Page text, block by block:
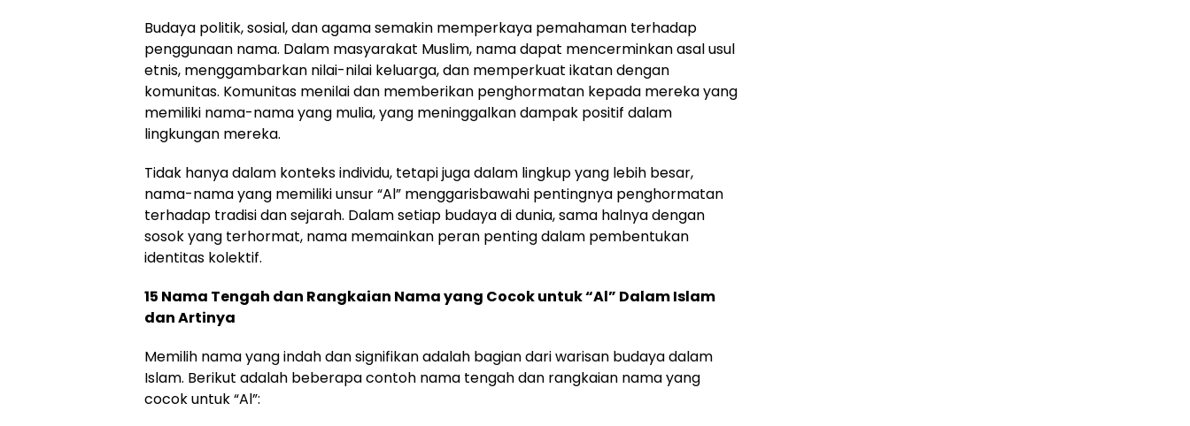
Budaya politik, sosial, dan agama semakin memperkaya pemahaman terhadap
penggunaan nama. Dalam masyarakat Muslim, nama dapat mencerminkan asal usul
etnis, menggambarkan nilai-nilai keluarga, dan memperkuat ikatan dengan
komunitas. Komunitas menilai dan memberikan penghormatan kepada mereka yang
memiliki nama-nama yang mulia, yang meninggalkan dampak positif dalam
lingkungan mereka.
Tidak hanya dalam konteks individu, tetapi juga dalam lingkup yang lebih besar,
nama-nama yang memiliki unsur “Al” menggarisbawahi pentingnya penghormatan
terhadap tradisi dan sejarah. Dalam setiap budaya di dunia, sama halnya dengan
sosok yang terhormat, nama memainkan peran penting dalam pembentukan
identitas kolektif.
15 Nama Tengah dan Rangkaian Nama yang Cocok untuk “Al” Dalam Islam
dan Artinya
Memilih nama yang indah dan signifikan adalah bagian dari warisan budaya dalam
Islam. Berikut adalah beberapa contoh nama tengah dan rangkaian nama yang
cocok untuk “Al”: